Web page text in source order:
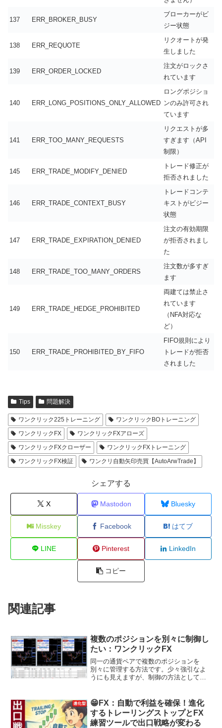
137 ERR_BROKER_BUSY
ブローカーがビ
ジー状態
138 ERR_REQUOTE
リクオートが発
生しました
139 ERR_ORDER_LOCKED
注文がロックさ
れています
140 ERR_LONG_POSITIONS_ONLY_ALLOWED
ロングポジショ
ンのみ許可され
ています
141 ERR_TOO_MANY_REQUESTS
リクエストが多
すぎます（API
制限）
145 ERR_TRADE_MODIFY_DENIED
トレード修正が
拒否されました
146 ERR_TRADE_CONTEXT_BUSY
トレードコンテ
キストがビジー
状態
147 ERR_TRADE_EXPIRATION_DENIED
注文の有効期限
が拒否されまし
た
148 ERR_TRADE_TOO_MANY_ORDERS
注文数が多すぎ
ます
149 ERR_TRADE_HEDGE_PROHIBITED
両建ては禁止さ
れています
（NFA対応な
ど）
150 ERR_TRADE_PROHIBITED_BY_FIFO
FIFO規則により
トレードが拒否
されました
Tips 問題解決
ワンクリック225トレーニング
ワンクリックBOトレーニング
ワンクリックFX
ワンクリックFXアローズ
ワンクリックFXクローザー
ワンクリックFXトレーニング
ワンクリックFX検証
ワンクリ自動矢印売買【AutoArwTrade】
シェアする
X Mastodon Bluesky
Misskey Facebook はてブ
LINE Pinterest LinkedIn
コピー
関連記事
複数のポジションを別々に制御し
たい：ワンクリックFX
同一の通貨ペアで複数のポジションを
別々に管理する方法です。少々強引なよ
うにも見えますが、制御の方法として
画像のようにUSDJPYのチャートを３つ
開き、左から順番にマ...
😁FX：自動で利益を確保！進化
するトレーリングストップとFX
練習ツールで出口戦略が変わる